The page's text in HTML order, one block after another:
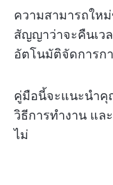
ความสามารถให
สัญญาว่าจะคืนเว
อัตโนมัติจัดการก
คู่มือนี้จะแนะนำคุ
วิธีการทำงาน แล
ไม่